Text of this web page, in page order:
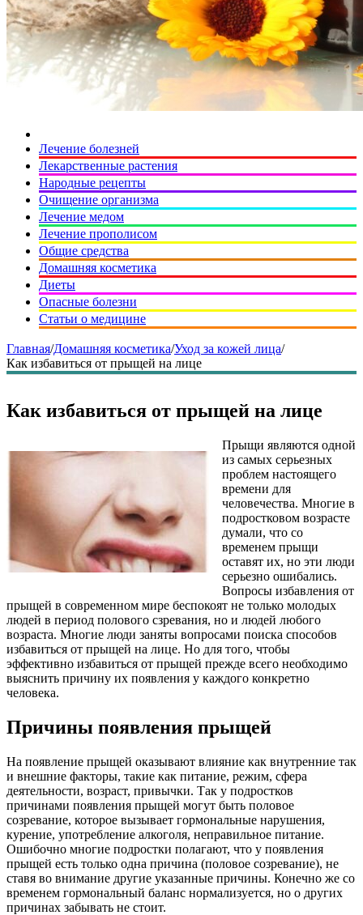
Лечение болезней
Лекарственные растения
Народные рецепты
Очищение организма
Лечение медом
Лечение прополисом
Общие средства
Домашняя косметика
Диеты
Опасные болезни
Статьи о медицине
Главная/Домашняя косметика/Уход за кожей лица/
Как избавиться от прыщей на лице
Как избавиться от прыщей на лице
Прыщи являются одной
из самых серьезных
проблем настоящего
времени для
человечества. Многие в
подростковом возрасте
думали, что со
временем прыщи
оставят их, но эти люди
серьезно ошибались.
Вопросы избавления от
прыщей в современном мире беспокоят не только молодых
людей в период полового сзревания, но и людей любого
возраста. Многие люди заняты вопросами поиска способов
избавиться от прыщей на лице. Но для того, чтобы
эффективно избавиться от прыщей прежде всего необходимо
выяснить причину их появления у каждого конкретно
человека.
Причины появления прыщей
На появление прыщей оказывают влияние как внутренние так
и внешние факторы, такие как питание, режим, сфера
деятельности, возраст, привычки. Так у подростков
причинами появления прыщей могут быть половое
созревание, которое вызывает гормональные нарушения,
курение, употребление алкоголя, неправильное питание.
Ошибочно многие подростки полагают, что у появления
прыщей есть только одна причина (половое созревание), не
ставя во внимание другие указанные причины. Конечно же со
временем гормональный баланс нормализуется, но о других
причинах забывать не стоит.